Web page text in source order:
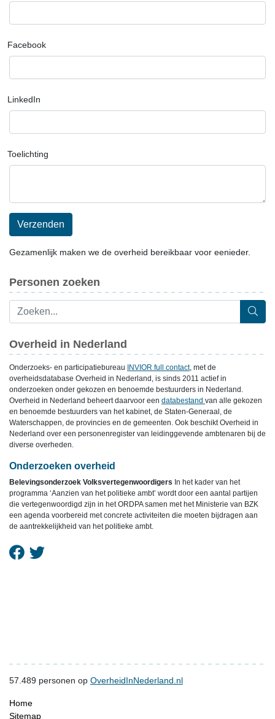
Facebook
LinkedIn
Toelichting
Verzenden
Gezamenlijk maken we de overheid bereikbaar voor eenieder.
Personen zoeken
Overheid in Nederland
Onderzoeks- en participatiebureau INVIOR full contact, met de
overheidsdatabase Overheid in Nederland, is sinds 2011 actief in
onderzoeken onder gekozen en benoemde bestuurders in Nederland.
Overheid in Nederland beheert daarvoor een databestand van alle gekozen
en benoemde bestuurders van het kabinet, de Staten-Generaal, de
Waterschappen, de provincies en de gemeenten. Ook beschikt Overheid in
Nederland over een personenregister van leidinggevende ambtenaren bij de
diverse overheden.
Onderzoeken overheid
Belevingsonderzoek Volksvertegenwoordigers In het kader van het
programma ‘Aanzien van het politieke ambt’ wordt door een aantal partijen
die vertegenwoordigd zijn in het ORDPA samen met het Ministerie van BZK
een agenda voorbereid met concrete activiteiten die moeten bijdragen aan
de aantrekkelijkheid van het politieke ambt.
57.489 personen op OverheidInNederland.nl
Home
Sitemap